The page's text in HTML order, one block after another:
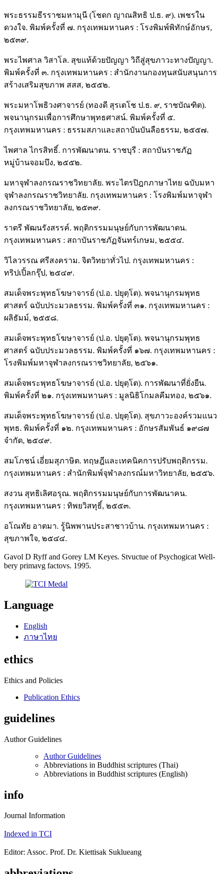
พระธรรมธีรราชมหามุนี (โชดก ญาณสิทธิ ป.ธ. ๙). เพชรใน
ดวงใจ. พิมพ์ครั้งที่ ๗. กรุงเทพมหานคร : โรงพิมพ์พิทักษ์อักษร,
๒๕๓๙.
พระไพศาล วิสาโล. สุขแท้ด้วยปัญญา วิถีสู่สุขภาวะทางปัญญา.
พิมพ์ครั้งที่ ๓. กรุงเทพมหานคร : สํานักงานกองทุนสนับสนุนการ
สร้างเสริมสุขภาพ สสส, ๒๕๕๒.
พระมหาโพธิวงศาจารย์ (ทองดี สุรเตโช ป.ธ. ๙, ราชบัณฑิต).
พจนานุกรมเพื่อการศึกษาพุทธศาสน์. พิมพ์ครั้งที่ ๕.
กรุงเทพมหานคร : ธรรมสภาและสถาบันบันลือธรรม, ๒๕๕๗.
ไพศาล ไกรสิทธิ์. การพัฒนาตน. ราชบุรี : สถาบันราชภัฏ
หมู่บ้านจอมบึง, ๒๕๕๒.
มหาจุฬาลงกรณราชวิทยาลัย. พระไตรปิฎกภาษาไทย ฉบับมหา
จุฬาลงกรณราชวิทยาลัย. กรุงเทพมหานคร : โรงพิมพ์มหาจุฬา
ลงกรณราชวิทยาลัย, ๒๕๓๙.
ราตรี พัฒนรังสรรค์. พฤติกรรมมนุษย์กับการพัฒนาตน.
กรุงเทพมหานคร : สถาบันราชภัฏจันทร์เกษม, ๒๕๕๔.
วิไลวรรณ ศรีสงคราม. จิตวิทยาทั่วไป. กรุงเทพมหานคร :
ทริปเปิ้ลกรุ๊ป, ๒๕๔๙.
สมเด็จพระพุทธโฆษาจารย์ (ป.อ. ปยุตฺโต). พจนานุกรมพุทธ
ศาสตร์ ฉบับประมวลธรรม. พิมพ์ครั้งที่ ๓๑. กรุงเทพมหานคร :
ผลิธัมม์, ๒๕๕๘.
สมเด็จพระพุทธโฆษาจารย์ (ป.อ. ปยุตฺโต). พจนานุกรมพุทธ
ศาสตร์ ฉบับประมวลธรรม. พิมพ์ครั้งที่ ๑๖๗. กรุงเทพมหานคร :
โรงพิมพ์มหาจุฬาลงกรณราชวิทยาลัย, ๒๕๖๑.
สมเด็จพระพุทธโฆษาจารย์ (ป.อ. ปยุตฺโต). การพัฒนาที่ยั่งยืน.
พิมพ์ครั้งที่ ๒๑. กรุงเทพมหานคร : มูลนิธิโกมลคีมทอง, ๒๕๖๑.
สมเด็จพระพุทธโฆษาจารย์ (ป.อ. ปยุตฺโต). สุขภาวะองค์รวมแนว
พุทธ. พิมพ์ครั้งที่ ๑๒. กรุงเทพมหานคร : อักษรสัมพันธ์ ๑๙๘๗
จํากัด, ๒๕๔๙.
สมโภชน์ เอี่ยมสุภาษิต. ทฤษฎีและเทคนิคการปรับพฤติกรรม.
กรุงเทพมหานคร : สำนักพิมพ์จุฬาลงกรณ์มหาวิทยาลัย, ๒๕๕๖.
สงวน สุทธิเลิศอรุณ. พฤติกรรมมนุษย์กับการพัฒนาคน.
กรุงเทพมหานคร : ทิพยวิสทุธิ์, ๒๕๕๓.
อโณทัย อาตมา. รู้นิพพานประสาชาวบ้าน. กรุงเทพมหานคร :
สุขภาพใจ, ๒๕๔๔.
Gavol D Ryff and Gorey LM Keyes. Stvuctue of Psychogicat Well-
bery primavg factovs. 1995.
Language
English
ภาษาไทย
ethics
Ethics and Policies
Publication Ethics
guidelines
Author Guidelines
Author Guidelines
Abbreviations in Buddhist scriptures (Thai)
Abbreviations in Buddhist scriptures (English)
info
Journal Information
Indexed in TCI
Editor: Assoc. Prof. Dr. Kiettisak Suklueang